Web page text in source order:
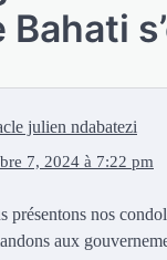
Bahati
julien ndabatezi
7, 2024 à 7:22 pm
présentons nos
aux